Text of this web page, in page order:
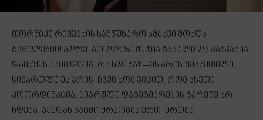
თორნიკე რიჟვაძის სამწუხარო ამბავი მოხდა
გაცილებით ადრე, ათ დღეზე მეტია გასული და კამპანია
დაიწყეს სამი დღეა, რა ხდება? – ეს არის შეკვეთილი,
სიმართლე ეს არის. ჩვენ ხომ ვიცით, რომ ასეთი
კოორდინაცია, პიარული დაგეგმარების გარეშე არ
ხდება. აქედან ნაცმოძრაობის ერთ-ერთმა